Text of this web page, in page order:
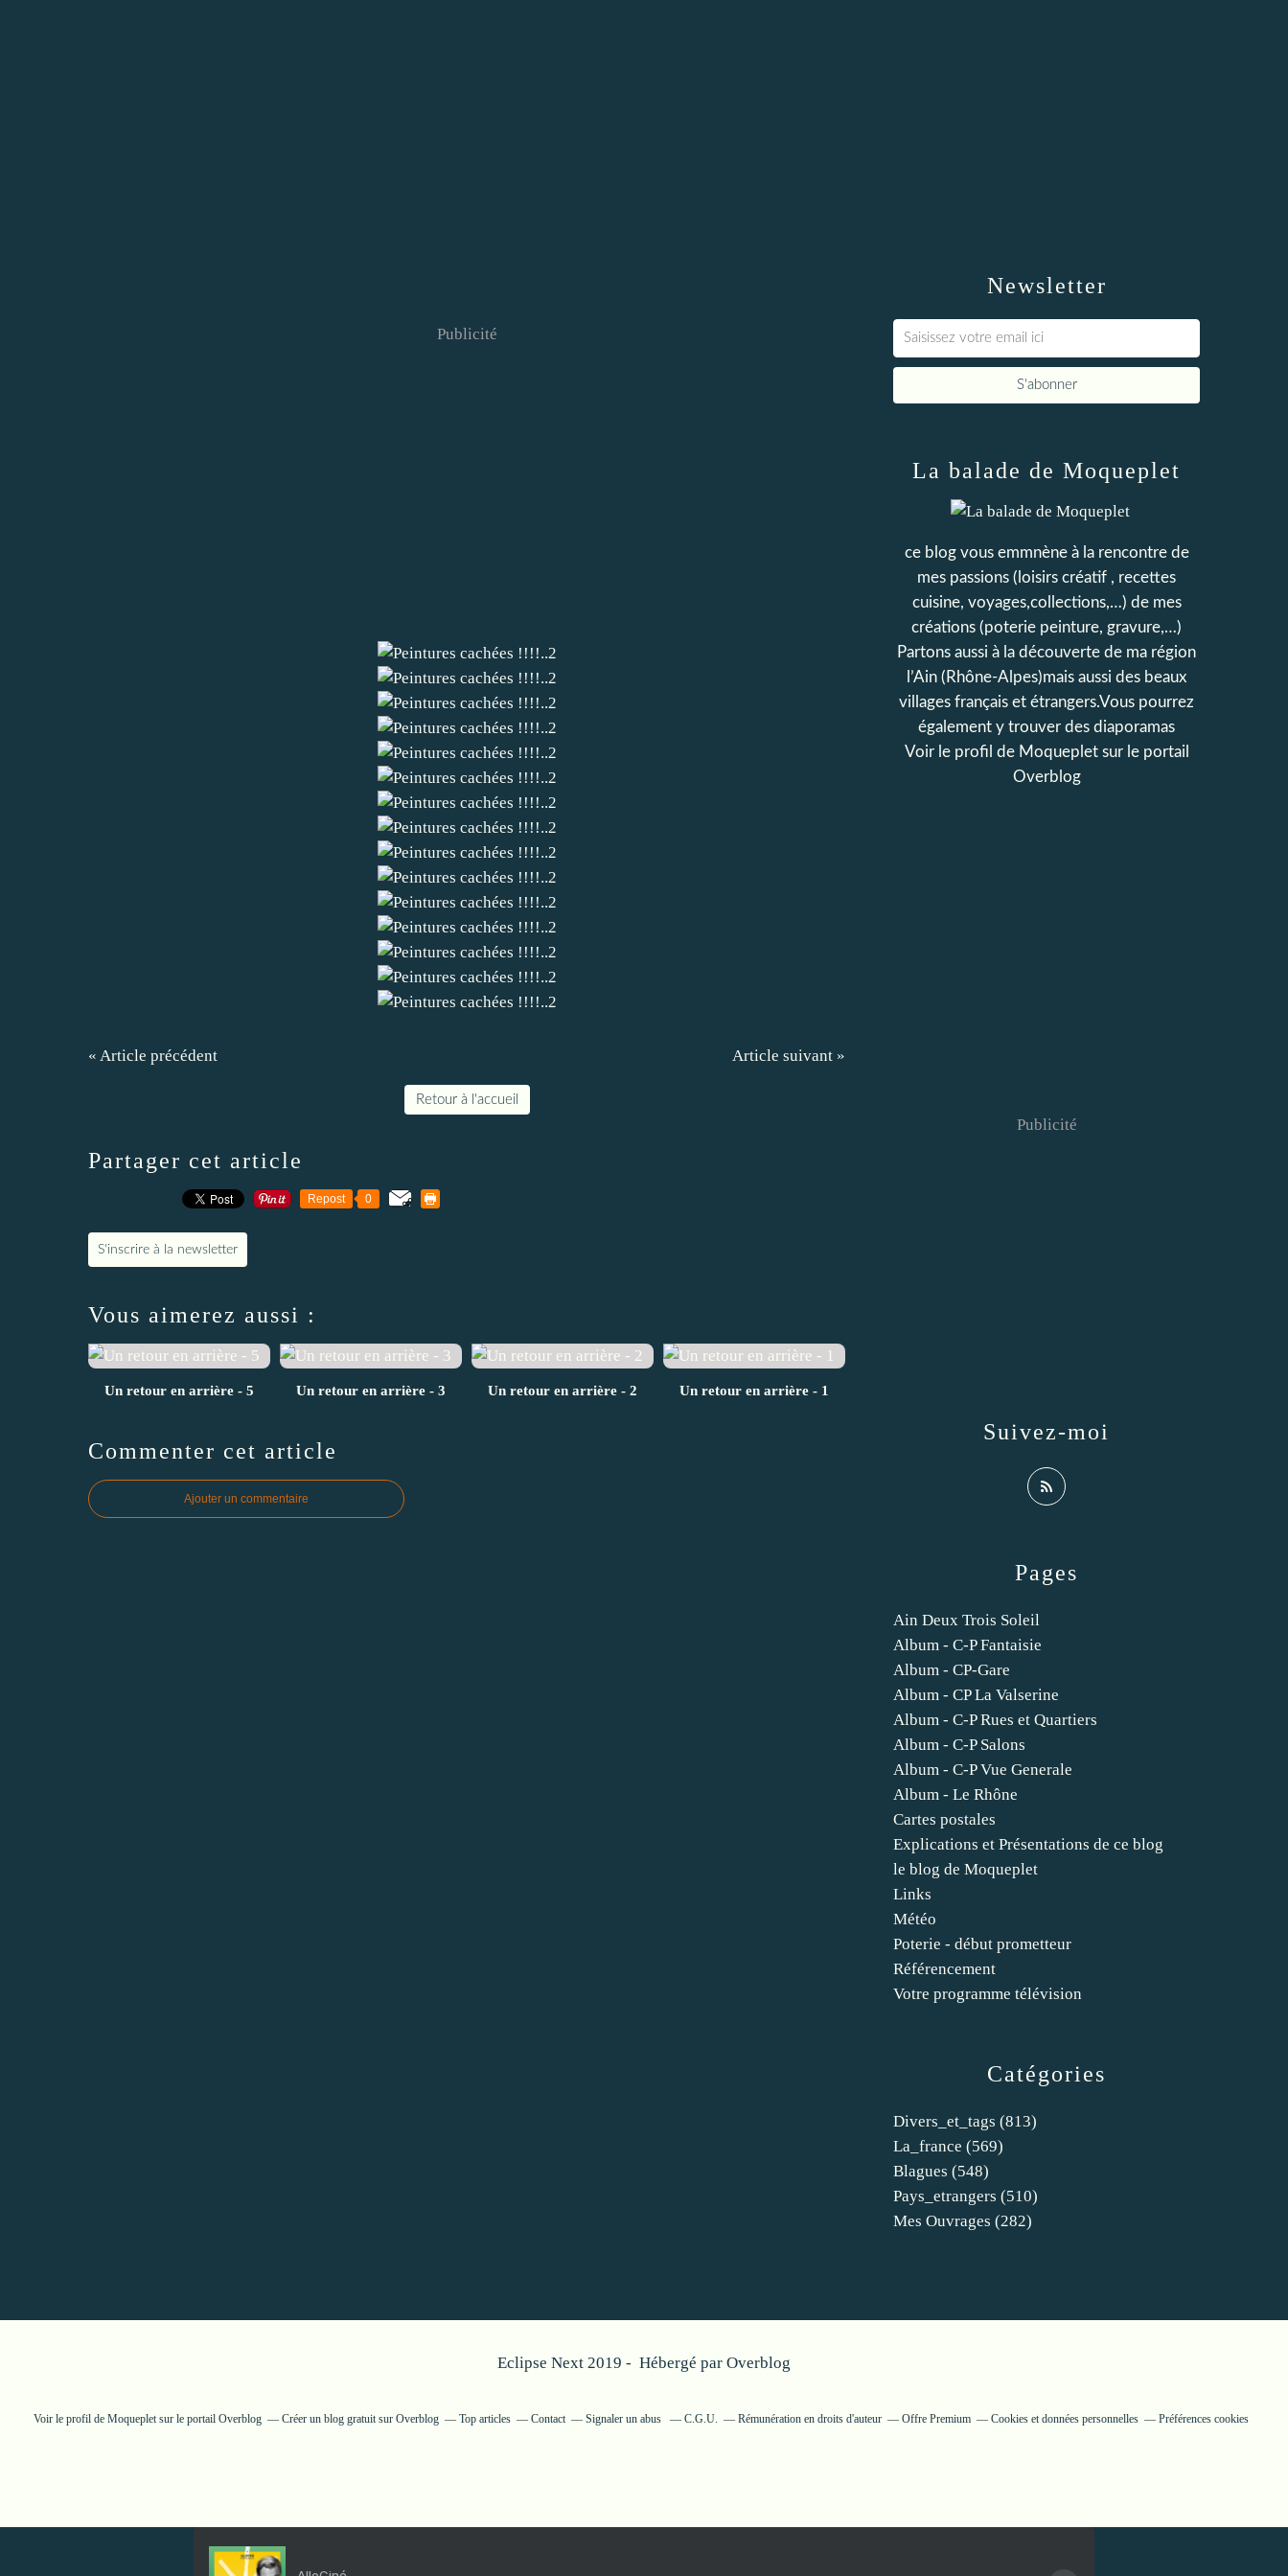
Publicité
« Article précédent Article suivant »
Retour à l'accueil
Partager cet article
Repost 0
S'inscrire à la newsletter
Vous aimerez aussi :
Un retour en arrière - 5 Un retour en arrière - 3 Un retour en arrière - 2 Un retour en arrière - 1
Commenter cet article
Ajouter un commentaire
Newsletter
Catégories
Divers_et_tags (813)
La_france (569)
Blagues (548)
Pays_etrangers (510)
Mes Ouvrages (282)
Pages
Ain Deux Trois Soleil
Album - C-P Fantaisie
Album - CP-Gare
Album - CP La Valserine
Album - C-P Rues et Quartiers
Album - C-P Salons
Album - C-P Vue Generale
Album - Le Rhône
Cartes postales
Explications et Présentations de ce blog
le blog de Moqueplet
Links
Météo
Poterie - début prometteur
Référencement
Votre programme télévision
La balade de Moqueplet
ce blog vous emmnène à la rencontre de
mes passions (loisirs créatif , recettes
cuisine, voyages,collections,…) de mes
créations (poterie peinture, gravure,…)
Partons aussi à la découverte de ma région
l’Ain (Rhône-Alpes)mais aussi des beaux
villages français et étrangers.Vous pourrez
également y trouver des diaporamas
Voir le profil de Moquepletsur le portail
Overblog
Suivez-moi
Publicité
Eclipse Next 2019 - Hébergé par Overblog
Voir le profil de Moquepletsur le portail Overblog Créer un blog gratuit sur Overblog Top articles Contact Signaler un abus C.G.U. Rémunération en droits d'auteur Offre Premium Cookies et données personnelles Préférences cookies